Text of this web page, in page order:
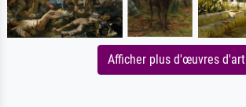
Afficher plus d'œuvres d'art